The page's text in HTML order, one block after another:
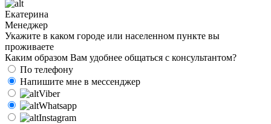
Екатерина
Менеджер
Укажите в каком городе или населенном пункте вы
проживаете
Каким образом Вам удобнее общаться с консультантом?
По телефону
Напишите мне в мессенджер
Viber
Whatsapp
Instagram